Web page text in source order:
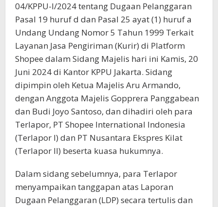
04/KPPU-I/2024 tentang Dugaan Pelanggaran
Pasal 19 huruf d dan Pasal 25 ayat (1) huruf a
Undang Undang Nomor 5 Tahun 1999 Terkait
Layanan Jasa Pengiriman (Kurir) di Platform
Shopee dalam Sidang Majelis hari ini Kamis, 20
Juni 2024 di Kantor KPPU Jakarta. Sidang
dipimpin oleh Ketua Majelis Aru Armando,
dengan Anggota Majelis Gopprera Panggabean
dan Budi Joyo Santoso, dan dihadiri oleh para
Terlapor, PT Shopee International Indonesia
(Terlapor I) dan PT Nusantara Ekspres Kilat
(Terlapor II) beserta kuasa hukumnya.
Dalam sidang sebelumnya, para Terlapor
menyampaikan tanggapan atas Laporan
Dugaan Pelanggaran (LDP) secara tertulis dan